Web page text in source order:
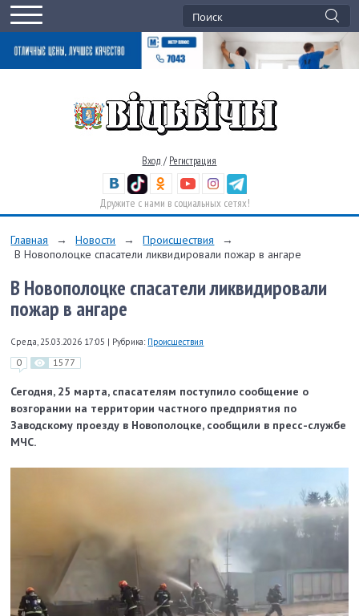
Вход / Регистрация
Дружите с нами в социальных сетях!
Главная → Новости → Происшествия
→
В Новополоцке спасатели ликвидировали пожар в ангаре
В Новополоцке спасатели ликвидировали
пожар в ангаре
Среда, 25.03.2026 17:05 | Рубрика: Происшествия
0 1577
Сегодня, 25 марта, спасателям поступило сообщение о
возгорании на территории частного предприятия по
Заводскому проезду в Новополоцке, сообщили в пресс-службе
МЧС.